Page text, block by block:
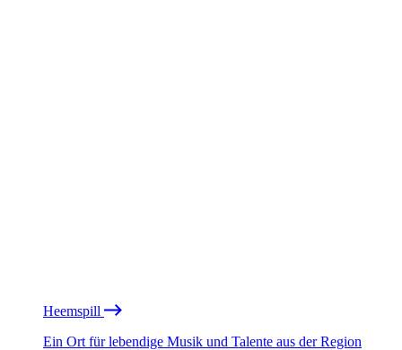
Heemspill
Ein Ort für lebendige Musik und Talente aus der Region